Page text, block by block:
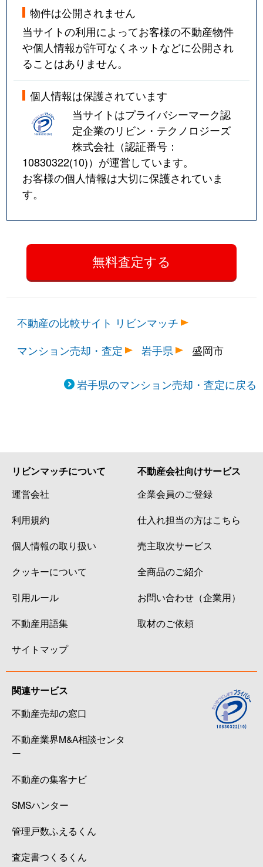
物件は公開されません
当サイトの利用によってお客様の不動産物件
や個人情報が許可なくネットなどに公開され
ることはありません。
個人情報は保護されています
当サイトはプライバシーマーク認
定企業のリビン・テクノロジーズ
株式会社（認証番号：
10830322(10)）が運営しています。
お客様の個人情報は大切に保護されていま
す。
不動産の比較サイト リビンマッチ
マンション売却・査定
岩手県 盛岡市
岩手県のマンション売却・査定に戻る
リビンマッチについて
運営会社
利用規約
個人情報の取り扱い
クッキーについて
引用ルール
不動産用語集
サイトマップ
不動産会社向けサービス
企業会員のご登録
仕入れ担当の方はこちら
売主取次サービス
全商品のご紹介
お問い合わせ（企業用）
取材のご依頼
関連サービス
不動産売却の窓口
不動産業界M&A相談センタ
ー
不動産の集客ナビ
SMSハンター
管理戸数ふえるくん
査定書つくるくん